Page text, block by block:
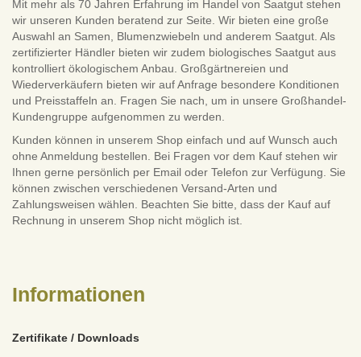
Mit mehr als 70 Jahren Erfahrung im Handel von Saatgut stehen
wir unseren Kunden beratend zur Seite. Wir bieten eine große
Auswahl an Samen, Blumenzwiebeln und anderem Saatgut. Als
zertifizierter Händler bieten wir zudem biologisches Saatgut aus
kontrolliert ökologischem Anbau. Großgärtnereien und
Wiederverkäufern bieten wir auf Anfrage besondere Konditionen
und Preisstaffeln an. Fragen Sie nach, um in unsere Großhandel-
Kundengruppe aufgenommen zu werden.
Kunden können in unserem Shop einfach und auf Wunsch auch
ohne Anmeldung bestellen. Bei Fragen vor dem Kauf stehen wir
Ihnen gerne persönlich per Email oder Telefon zur Verfügung. Sie
können zwischen verschiedenen Versand-Arten und
Zahlungsweisen wählen. Beachten Sie bitte, dass der Kauf auf
Rechnung in unserem Shop nicht möglich ist.
Informationen
Zertifikate / Downloads